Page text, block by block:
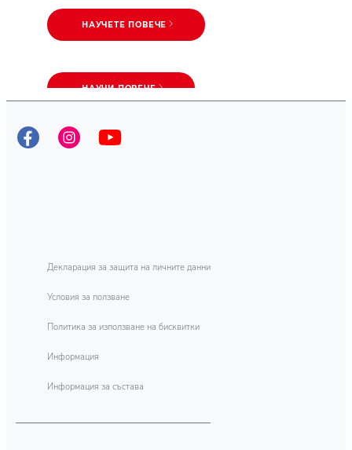
НАУЧЕТЕ ПОВЕЧЕ
Как да премахнете петна
от пот от ризи
НАУЧИ ПОВЕЧЕ
от кафе и чай
НАУЧЕТЕ ПОВЕЧЕ
Декларация за защита на личните данни
Условия за ползване
Политика за използване на бисквитки
Информация
Информация за състава